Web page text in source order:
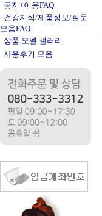
공지+이용FAQ
건강지식/제품정보/질문
모음FAQ
상품 모델 갤러리
사용후기 모음